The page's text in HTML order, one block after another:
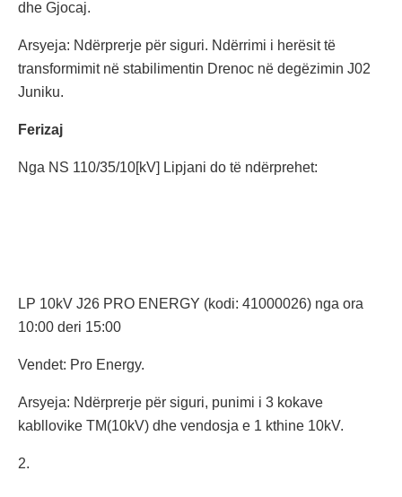
dhe Gjocaj.
Arsyeja: Ndërprerje për siguri. Ndërrimi i herësit të
transformimit në stabilimentin Drenoc në degëzimin J02
Juniku.
Ferizaj
Nga NS 110/35/10[kV] Lipjani do të ndërprehet:
LP 10kV J26 PRO ENERGY (kodi: 41000026) nga ora
10:00 deri 15:00
Vendet: Pro Energy.
Arsyeja: Ndërprerje për siguri, punimi i 3 kokave
kabllovike TM(10kV) dhe vendosja e 1 kthine 10kV.
2.